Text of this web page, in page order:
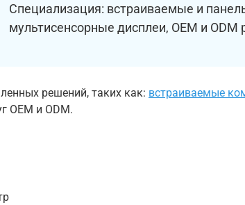
Специализация: встраиваемые и
мультисенсорные дисплеи, OEM и ODM
решений, таких как: встраиваемые
OEM и ODM.